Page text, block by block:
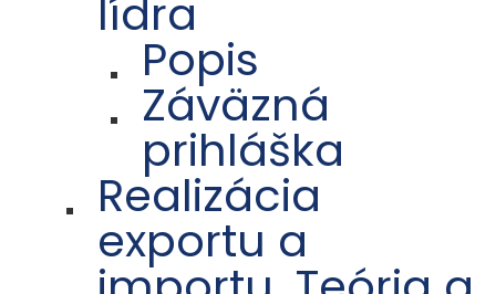
lídra
Popis
Záväzná
prihláška
Realizácia
exportu a